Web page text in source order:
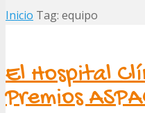
Inicio Tag: equipo
El Hospital
Premios